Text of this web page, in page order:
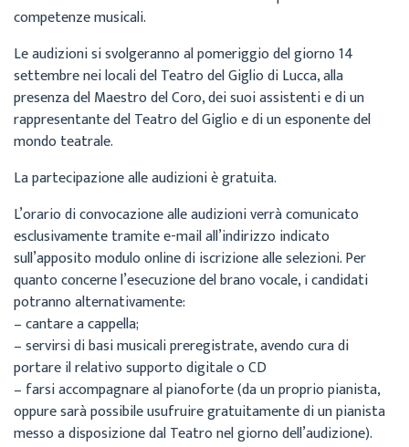
competenze musicali.
Le audizioni si svolgeranno al pomeriggio del giorno 14
settembre nei locali del Teatro del Giglio di Lucca, alla
presenza del Maestro del Coro, dei suoi assistenti e di un
rappresentante del Teatro del Giglio e di un esponente del
mondo teatrale.
La partecipazione alle audizioni è gratuita.
L’orario di convocazione alle audizioni verrà comunicato
esclusivamente tramite e-mail all’indirizzo indicato
sull’apposito modulo online di iscrizione alle selezioni. Per
quanto concerne l’esecuzione del brano vocale, i candidati
potranno alternativamente:
– cantare a cappella;
– servirsi di basi musicali preregistrate, avendo cura di
portare il relativo supporto digitale o CD
– farsi accompagnare al pianoforte (da un proprio pianista,
oppure sarà possibile usufruire gratuitamente di un pianista
messo a disposizione dal Teatro nel giorno dell’audizione).